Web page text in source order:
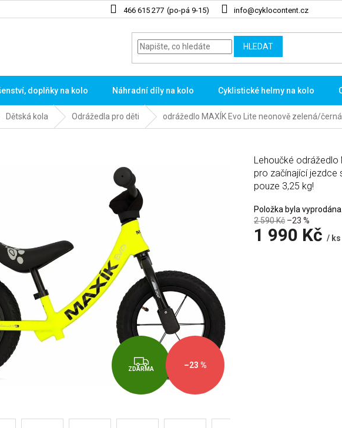
466 615 277 info@cyklocontent.cz
HLEDAT
doplňky na kolo Náhradní díly na kolo Cyklistické helmy na kolo
Dětská kola Odrážedla pro děti odrážedlo MAXÍK Evo Lite neonově zelená/černá
Z
D
A
M
ZDARMA –23 %
2 590 Kč –23 %
1 990 Kč / ks
Položka byla vyprodána…
Lehoučké odrážedlo
pro začínající jezdce
pouze 3,25 kg!